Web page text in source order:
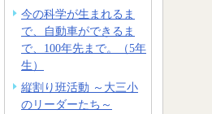
今の科学が生まれるま
で、自動車ができるま
で、100年先まで。（5年
生）
縦割り班活動 ～大三小
のリーダーたち～